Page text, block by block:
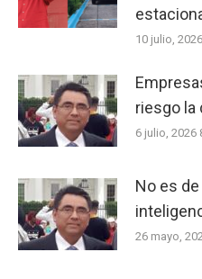
10 julio,
riesgo la
6 julio, 2026
No es
26 mayo,